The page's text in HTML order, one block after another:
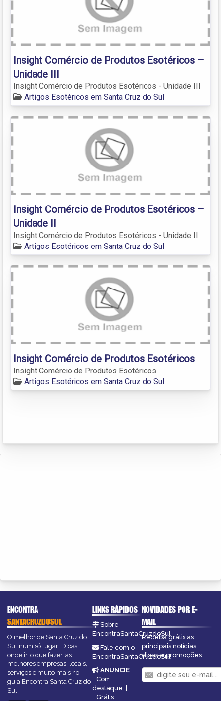
Insight Comércio de Produtos Esotéricos –
Unidade III
Insight Comércio de Produtos Esotéricos - Unidade III
Artigos Esotéricos em Santa Cruz do Sul
Insight Comércio de Produtos Esotéricos –
Unidade II
Insight Comércio de Produtos Esotéricos - Unidade II
Artigos Esotéricos em Santa Cruz do Sul
Insight Comércio de Produtos Esotéricos
Insight Comércio de Produtos Esotéricos
Artigos Esotéricos em Santa Cruz do Sul
ENCONTRA
SANTACRUZDOSUL
O melhor de Santa Cruz do
Sul num só lugar! Dicas,
onde ir, o que fazer, as
melhores empresas, locais,
serviços e muito mais no
guia Encontra Santa Cruz do
Sul.
LINKS RÁPIDOS
Sobre
EncontraSantaCruzdoSul
Fale com o
EncontraSantaCruzdoSul
ANUNCIE:
Com
destaque |
Grátis
NOVIDADES POR E-
MAIL
Receba grátis as
principais notícias,
dicas e promoções